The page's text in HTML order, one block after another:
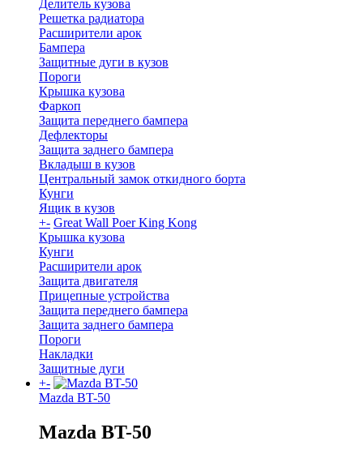
Делитель кузова
Решетка радиатора
Расширители арок
Бампера
Защитные дуги в кузов
Пороги
Крышка кузова
Фаркоп
Защита переднего бампера
Дефлекторы
Защита заднего бампера
Вкладыш в кузов
Центральный замок откидного борта
Кунги
Ящик в кузов
+- Great Wall Poer King Kong
Крышка кузова
Кунги
Расширители арок
Защита двигателя
Прицепные устройства
Защита переднего бампера
Защита заднего бампера
Пороги
Накладки
Защитные дуги
+-
Mazda BT-50
Mazda BT-50